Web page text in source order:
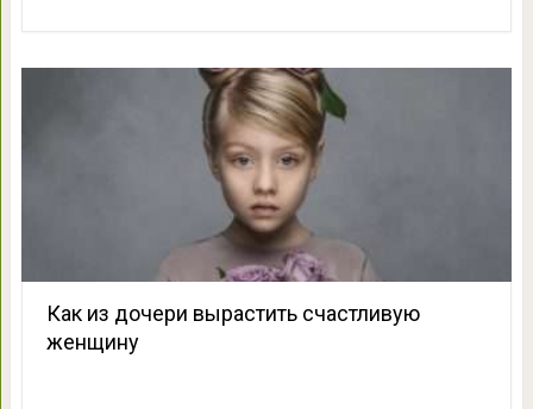
Как из дочери вырастить счастливую
женщину